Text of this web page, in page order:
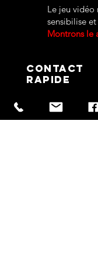
Le jeu vidéo
sensibilise
Montrons le
contact
rapide
06 40 31 43